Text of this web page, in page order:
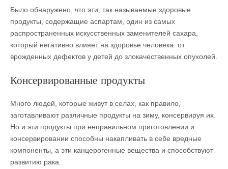
Было обнаружено, что эти, так называемые здоровые
продукты, содержащие аспартам, один из самых
распространенных искусственных заменителей сахара,
который негативно влияет на здоровье человека: от
врожденных дефектов у детей до злокачественных опухолей.
Консервированные продукты
Много людей, которые живут в селах, как правило,
заготавливают различные продукты на зиму, консервируя их.
Но и эти продукты при неправильном приготовлении и
консервировании способны накапливать в себе вредные
компоненты, а эти канцерогенные вещества и способствуют
развитию рака.